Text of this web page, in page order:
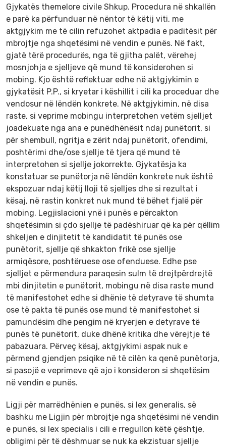
Gjykatës themelore civile Shkup. Procedura në shkallën
e parë ka përfunduar në nëntor të këtij viti, me
aktgjykim me të cilin refuzohet aktpadia e paditësit për
mbrojtje nga shqetësimi në vendin e punës. Në fakt,
gjatë tërë procedurës, nga të gjithа palët, vërehej
mosnjohja e sjelljeve që mund të konsiderohen si
mobing. Kjo është reflektuar edhe në aktgjykimin e
gjykatësit P.P., si kryetar i këshillit i cili ka proceduar dhe
vendosur në lëndën konkrete. Në aktgjykimin, në disa
raste, si veprime mobingu interpretohen vetëm sjelljet
joadekuate nga ana e punëdhënësit ndaj punëtorit, si
për shembull, ngritja e zërit ndaj punëtorit, ofendimi,
poshtërimi dhe/ose sjellje të tjera që mund të
interpretohen si sjellje jokorrekte. Gjykatësja ka
konstatuar se punëtorja në lëndën konkrete nuk është
ekspozuar ndaj këtij lloji të sjelljes dhe si rezultat i
kësaj, në rastin konkret nuk mund të bëhet fjalë për
mobing. Legjislacioni ynë i punës e përcakton
shqetësimin si çdo sjellje të padëshiruar që ka për qëllim
shkeljen e dinjitetit të kandidatit të punës ose
punëtorit, sjellje që shkakton frikë ose sjellje
armiqësore, poshtëruese ose ofenduese. Edhe pse
sjelljet e përmendura paraqesin sulm të drejtpërdrejtë
mbi dinjitetin e punëtorit, mobingu në disa raste mund
të manifestohet edhe si dhënie të detyrave të shumta
ose të pakta të punës ose mund të manifestohet si
pamundësim dhe pengim në kryerjen e detyrave të
punës të punëtorit, duke dhënë kritika dhe vërejtje të
pabazuara. Përveç kësaj, aktgjykimi aspak nuk e
përmend gjendjen psiqike në të cilën ka qenë punëtorja,
si pasojë e veprimeve që ajo i konsideron si shqetësim
në vendin e punës.
Ligji për marrëdhënien e punës, si lex generalis, së
bashku me Ligjin për mbrojtje nga shqetësimi në vendin
e punës, si lex specialis i cili e rregullon këtë çështje,
obligimi për të dëshmuar se nuk ka ekzistuar sjellje